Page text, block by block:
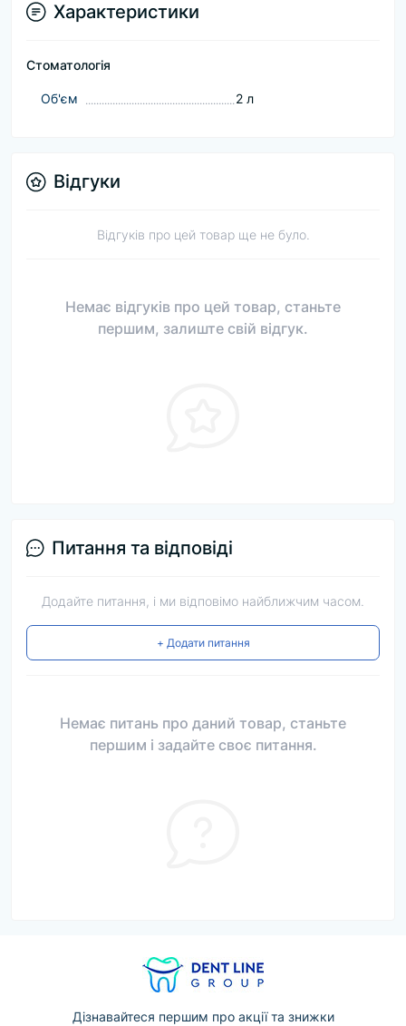
Характеристики
Стоматологія
Об'єм 2 л
Відгуки
Відгуків про цей товар ще не було.
Немає відгуків про цей товар, станьте
першим, залиште свій відгук.
Питання та відповіді
Додайте питання, і ми відповімо найближчим часом.
+ Додати питання
Немає питань про даний товар, станьте
першим і задайте своє питання.
Дізнавайтеся першим про акції та знижки